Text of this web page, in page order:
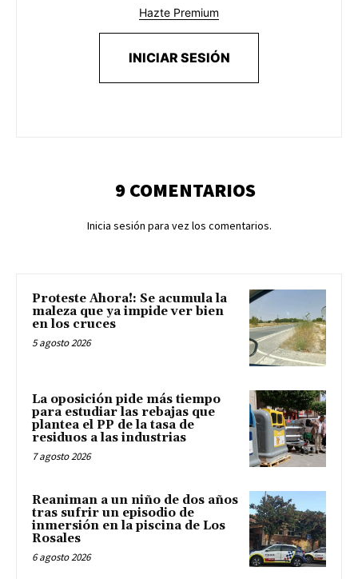
Hazte Premium
INICIAR SESIÓN
9 COMENTARIOS
Inicia sesión para vez los comentarios.
Proteste Ahora!: Se acumula la
maleza que ya impide ver bien
en los cruces
5 agosto 2026
La oposición pide más tiempo
para estudiar las rebajas que
plantea el PP de la tasa de
residuos a las industrias
7 agosto 2026
Reaniman a un niño de dos años
tras sufrir un episodio de
inmersión en la piscina de Los
Rosales
6 agosto 2026